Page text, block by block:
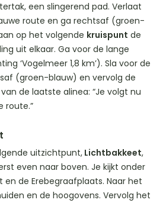
een slingerend pad. Verlaat
route en ga rechtsaf (groen-
op het volgende kruispunt de
uit elkaar. Ga voor de lange
‘Vogelmeer 1,8 km’). Sla voor de
(groen-blauw) en vervolg de
de laatste alinea: “Je volgt nu
route.”
uitzichtpunt, Lichtbakkeet,
even naar boven. Je kijkt onder
de Erebegraafplaats. Naar het
en de hoogovens. Vervolg het